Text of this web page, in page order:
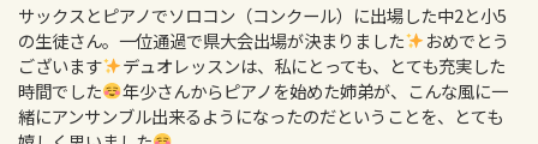
サックスとピアノでソロコン（コンクール）に出場した中2と小5
の生徒さん。一位通過で県大会出場が決まりました
おめでとう
ございます
デュオレッスンは、私にとっても、とても充実した
時間でした
年少さんからピアノを始めた姉弟が、こんな風に一
緒にアンサンブル出来るようになったのだということを、とても